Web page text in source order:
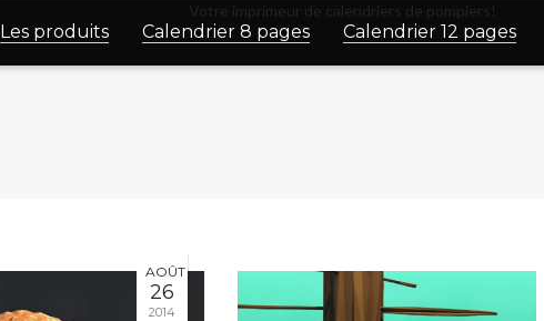
Votre imprimeur de calendriers de pompiers!
Les produits Calendrier 8 pages Calendrier 12 pages
AOÛT
26
2014